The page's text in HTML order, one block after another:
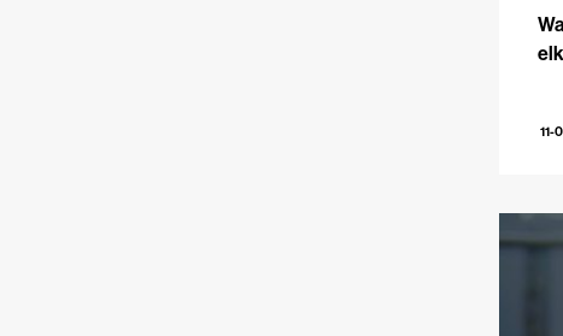
11-